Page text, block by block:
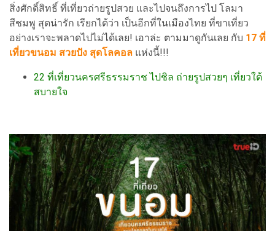
สิ่งศักดิ์สิทธิ์ ที่เที่ยวถ่ายรูปสวย และไปจนถึงการไป โลมา
สีชมพู สุดน่ารัก เรียกได้ว่า เป็นอีกที่ในเมืองไทย ที่ขาเที่ยว
อย่างเราจะพลาดไปไม่ได้เลย! เอาล่ะ ตามมาดูกันเลย กับ 17 ที่
เที่ยวขนอม สวยปัง สุดโลคอล แห่งนี้!!!
22 ที่เที่ยวนครศรีธรรมราช ไปชิล ถ่ายรูปสวยๆ เที่ยวใต้
สบายใจ